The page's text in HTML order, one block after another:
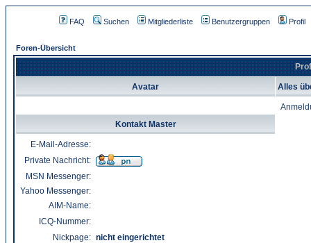
FAQ Suchen Mitgliederliste Benutzergruppen Profil
Foren-Übersicht
Avatar Alles
Kontakt Master
E-Mail-Adresse:
Private Nachricht:
MSN Messenger:
Yahoo Messenger:
AIM-Name:
ICQ-Nummer:
Nickpage: nicht eingerichtet